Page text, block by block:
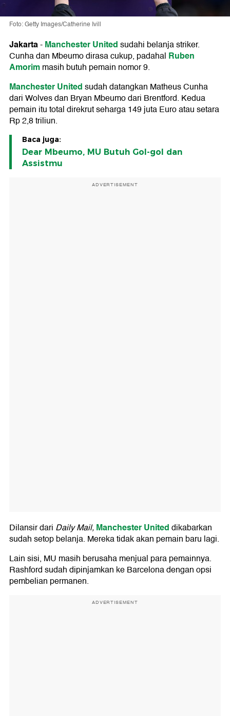
Foto: Getty Images/Catherine Ivill
Jakarta-Manchester Unitedsudahi belanja striker.
Cunha dan Mbeumo dirasa cukup, padahal Ruben
Amorimmasih butuh pemain nomor 9.
Manchester Unitedsudah datangkan Matheus Cunha
dari Wolves dan Bryan Mbeumo dari Brentford. Kedua
pemain itu total direkrut seharga 149 juta Euro atau setara
Rp 2,8 triliun.
Baca juga:
Dear Mbeumo, MU Butuh Gol-gol dan
Assistmu
ADVERTISEMENT
Dilansir dari Daily Mail,Manchester Uniteddikabarkan
sudah setop belanja. Mereka tidak akan pemain baru lagi.
Lain sisi, MU masih berusaha menjual para pemainnya.
Rashford sudah dipinjamkan ke Barcelona dengan opsi
pembelian permanen.
ADVERTISEMENT